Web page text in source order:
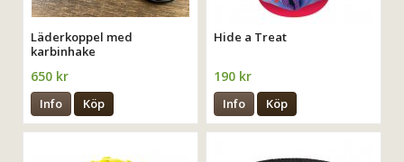
Läderkoppel med
karbinhake
650 kr
Info Köp
Hide a Treat
190 kr
Info Köp